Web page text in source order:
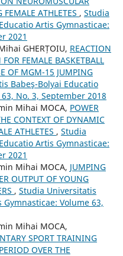
ATHLETES , Studia
Artis Gymnasticae:
2021
GHERȚOIU, REACTION
FEMALE BASKETBALL
OF MGM-15 JUMPING
Babeş-Bolyai Educatio
No. 3, September 2018
Mihai MOCA, POWER
CONTEXT OF DYNAMIC
ATHLETES , Studia
Artis Gymnasticae:
2021
Mihai MOCA, JUMPING
OUTPUT OF YOUNG
, Studia Universitatis
Volume 63,
Mihai MOCA,
SPORT TRAINING
OVER THE